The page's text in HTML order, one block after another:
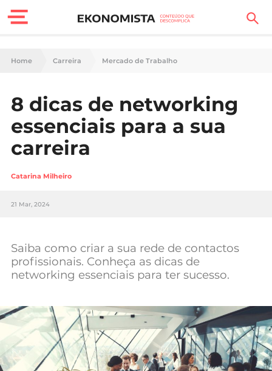
Finanças Pessoais
Carreira
Casa
Lifestyle
Sociedade
Negócios
Mundial 2026
Home Carreira Mercado de Trabalho
8 dicas de networking
essenciais para a sua
carreira
Catarina Milheiro
21 Mar, 2024
Saiba como criar a sua rede de contactos
profissionais. Conheça as dicas de
networking essenciais para ter sucesso.